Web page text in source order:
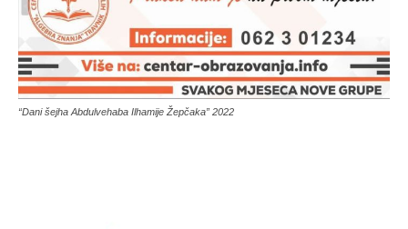
“Dani šejha Abdulvehaba Ilhamije Žepčaka” 2022